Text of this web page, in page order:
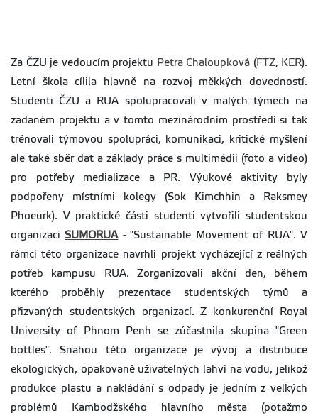
Za ČZU je vedoucím projektu Petra Chaloupková (FTZ, KER).
Letní škola cílila hlavně na rozvoj měkkých dovedností.
Studenti ČZU a RUA spolupracovali v malých týmech na
zadaném projektu a v tomto mezinárodním prostředí si tak
trénovali týmovou spolupráci, komunikaci, kritické myšlení
ale také sběr dat a základy práce s multimédii (foto a video)
pro potřeby medializace a PR. Výukové aktivity byly
podpořeny místními kolegy (Sok Kimchhin a Raksmey
Phoeurk). V praktické části studenti vytvořili studentskou
organizaci SUMORUA- "Sustainable Movement of RUA". V
rámci této organizace navrhli projekt vycházející z reálných
potřeb kampusu RUA. Zorganizovali akční den, během
kterého proběhly prezentace studentských týmů a
přizvaných studentských organizací. Z konkurenční Royal
University of Phnom Penh se zúčastnila skupina "Green
bottles". Snahou této organizace je vývoj a distribuce
ekologických, opakovaně uživatelných lahví na vodu, jelikož
produkce plastu a nakládání s odpady je jedním z velkých
problémů Kambodžského hlavního města (potažmo